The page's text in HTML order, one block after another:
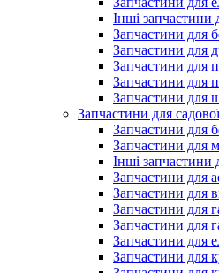
Інші запчастини
Запчастини для
Запчастини для
Запчастини для
Запчастини для
Запчастини для
Запчастини для
Запчастини для
Запчастини для
Інші запчастини
Запчастини для
Запчастини для
Запчастини для
Запчастини для
Запчастини для
Запчастини для